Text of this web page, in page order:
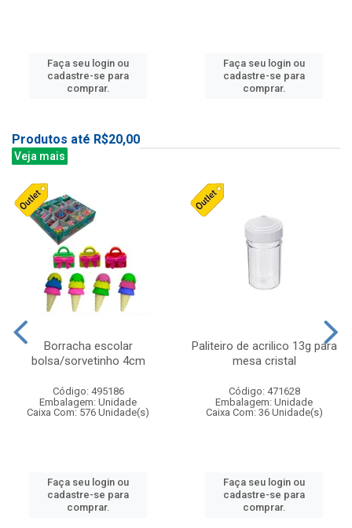
Faça seu login ou
cadastre-se para
comprar.
Faça seu login ou
cadastre-se para
comprar.
Produtos até R$20,00
Veja mais
Borracha escolar
bolsa/sorvetinho 4cm
Código: 495186
Embalagem: Unidade
Caixa Com: 576 Unidade(s)
Faça seu login ou
cadastre-se para
comprar.
Paliteiro de acrilico 13g para
mesa cristal
Código: 471628
Embalagem: Unidade
Caixa Com: 36 Unidade(s)
Faça seu login ou
cadastre-se para
comprar.